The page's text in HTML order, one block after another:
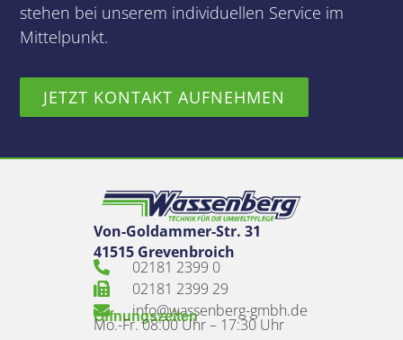
stehen bei unserem individuellen Service im
Mittelpunkt.
JETZT KONTAKT AUFNEHMEN
Von-Goldammer-Str. 31
41515 Grevenbroich
02181 2399 0
02181 2399 29
info@wassenberg-gmbh.de
Öffnungszeiten
Mo.-Fr. 08:00 Uhr – 17:30 Uhr